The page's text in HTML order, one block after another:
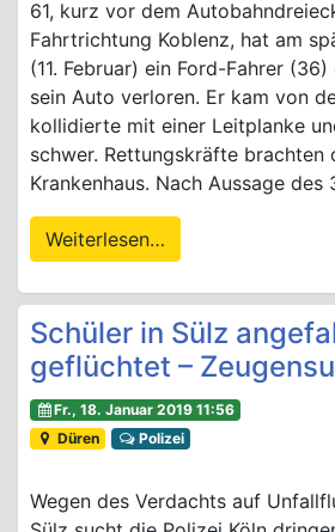
61, kurz vor dem
Fahrtrichtung Koblenz, hat am
(11. Februar) ein Ford-Fahrer
sein Auto verloren. Er kam von
kollidierte mit einer Leitplanke
schwer. Rettungskräfte brachten
Krankenhaus. Nach Aussage
Weiterlesen…
Schüler in Sülz
geflüchtet –
Fr., 18. Januar 2019 11:56
Düren
Polizei
Wegen des Verdachts auf